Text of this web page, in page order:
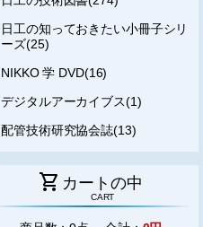
日工の知っておきたい小冊子シリ
ーズ(25)
NIKKO 学 DVD(16)
デジタルアーカイブス(1)
配管技術研究協会誌(13)
shopping_cart カートの中
CART